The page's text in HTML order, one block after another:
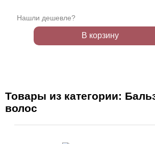
Нашли дешевле?
В корзину
Товары из категории:
волос